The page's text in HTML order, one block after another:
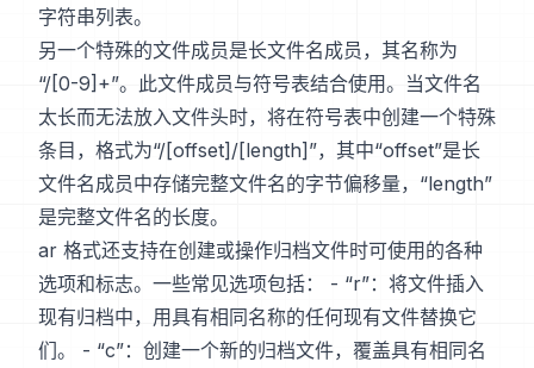
字符串列表。
另一个特殊的文件成员是长文件名成员，其名称为
“/[0-9]+”。此文件成员与符号表结合使用。当文件名
太长而无法放入文件头时，将在符号表中创建一个特殊
条目，格式为“/[offset]/[length]”，其中“offset”是长
文件名成员中存储完整文件名的字节偏移量，“length”
是完整文件名的长度。
ar 格式还支持在创建或操作归档文件时可使用的各种
选项和标志。一些常见选项包括： - “r”：将文件插入
现有归档中，用具有相同名称的任何现有文件替换它
们。 - “c”：创建一个新的归档文件，覆盖具有相同名